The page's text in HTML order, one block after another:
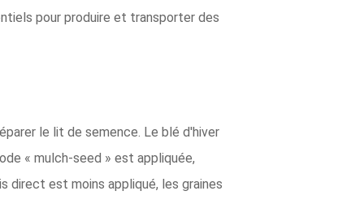
pour produire et transporter des
le lit de semence. Le blé d'hiver
« mulch-seed » est appliquée,
direct est moins appliqué, les graines